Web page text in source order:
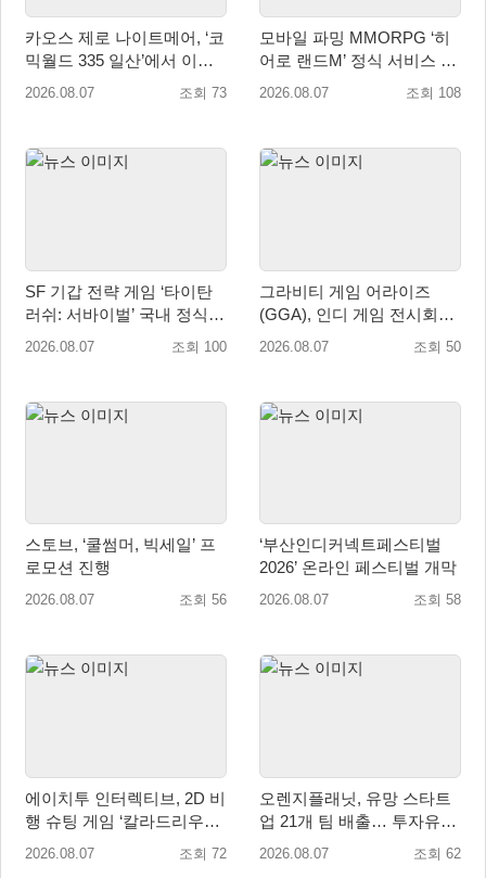
카오스 제로 나이트메어, ‘코
믹월드 335 일산’에서 이용
자 소통 예고
2026.08.07 조회 73
모바일 파밍 MMORPG ‘히
어로 랜드M’ 정식 서비스 돌
입
2026.08.07 조회 108
SF 기갑 전략 게임 ‘타이탄
러쉬: 서바이벌’ 국내 정식
출시
2026.08.07 조회 100
그라비티 게임 어라이즈
(GGA), 인디 게임 전시회
‘도쿄 게임 던전 13’ 참가!
2026.08.07 조회 50
스토브, ‘쿨썸머, 빅세일’ 프
로모션 진행
2026.08.07 조회 56
‘부산인디커넥트페스티벌
2026’ 온라인 페스티벌 개막
2026.08.07 조회 58
에이치투 인터렉티브, 2D 비
행 슈팅 게임 ‘칼라드리우스
2/다크 엘레멘트’ 올 겨울 전
2026.08.07 조회 72
오렌지플래닛, 유망 스타트
업 21개 팀 배출… 투자유치∙
매출성장 성과 눈길
2026.08.07 조회 62